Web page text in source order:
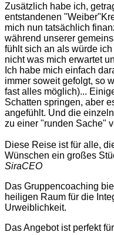
Zusätzlich habe ich,
entstandenen
mich nun tatsächlich
während unserer
fühlt sich an als würde
nicht was mich erwartet
Ich habe mich einfach
immer soweit gefolgt, so
fast alles möglich)...
Schatten springen, aber
angefühlt. Und die
zu einer "runden Sache"
Diese Reise ist für alle,
Wünschen ein großes
SiraCEO
Das Gruppencoaching
heiligen Raum für die
Urweiblichkeit.
Das Angebot ist perfekt